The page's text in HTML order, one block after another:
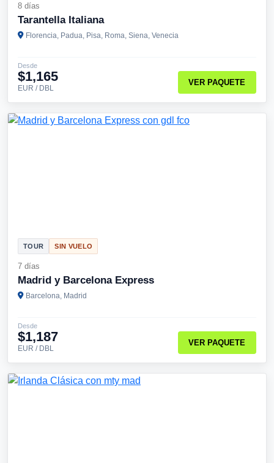
8 días
Tarantella Italiana
Florencia, Padua, Pisa, Roma, Siena, Venecia
Desde
$1,165
EUR / DBL
VER PAQUETE
TOUR SIN VUELO
7 días
Madrid y Barcelona Express
Barcelona, Madrid
Desde
$1,187
EUR / DBL
VER PAQUETE